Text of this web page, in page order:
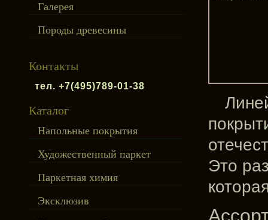
Галерея
Породы древесины
Контакты
тел. +7(495)789-01-38
Каталог
Напольные покрытия
Художественный паркет
Паркетная химия
Эксклюзив
Это